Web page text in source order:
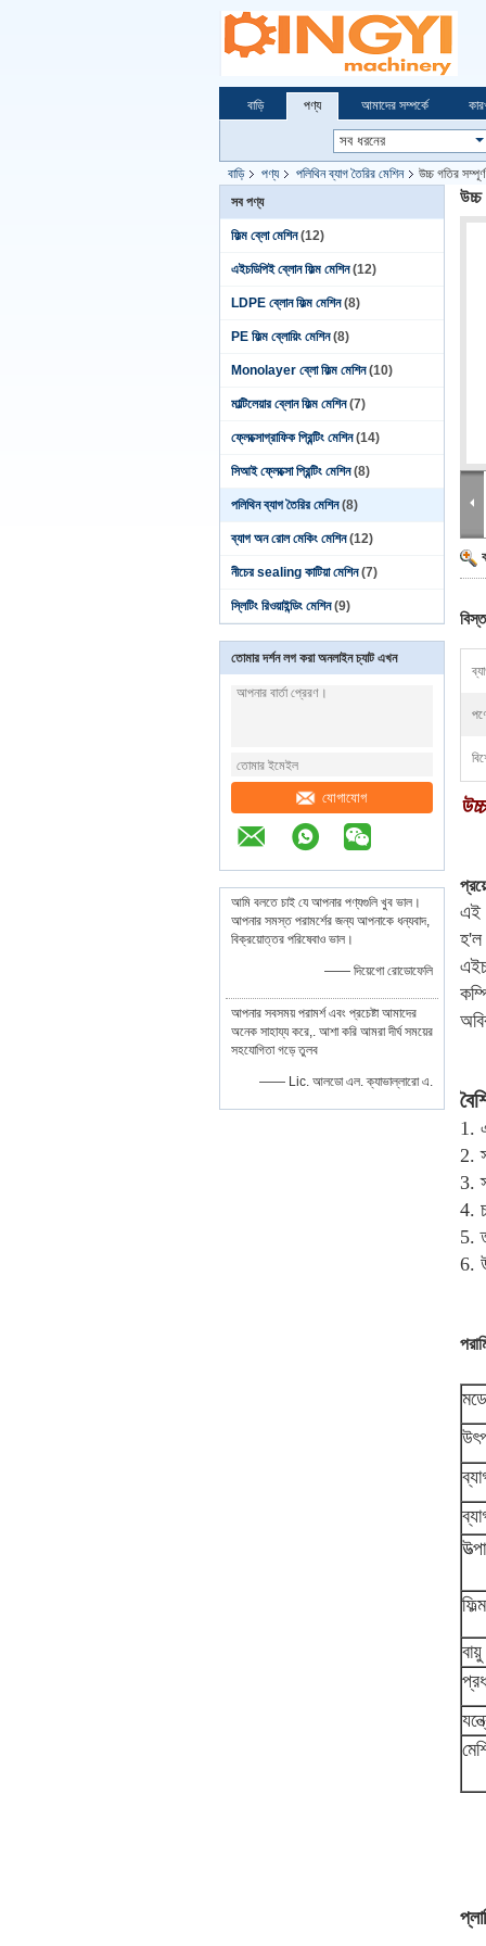
বাড়ি পণ্য আমাদের সম্পর্কে
বাড়ি পণ্য পলিথিন ব্যাগ তৈরির মেশিন
উচ্চ গতির
সব পণ্য
ফিল্ম ব্লো মেশিন (12)
এইচডিপিই ব্লোন ফিল্ম মেশিন (12)
LDPE ব্লোন ফিল্ম মেশিন (8)
PE ফিল্ম ব্লোয়িং মেশিন (8)
Monolayer ব্লো ফিল্ম মেশিন (10)
মাল্টিলেয়ার ব্লোন ফিল্ম মেশিন (7)
ফ্লেক্সোগ্রাফিক প্রিন্টিং মেশিন (14)
সিআই ফ্লেক্সো প্রিন্টিং মেশিন (8)
পলিথিন ব্যাগ তৈরির মেশিন (8)
ব্যাগ অন রোল মেকিং মেশিন (12)
নীচের sealing কাটিয়া মেশিন (7)
স্লিটিং রিওয়াইন্ডিং মেশিন (9)
তোমার দর্শন লগ করা অনলাইন চ্যাট এখন
যোগাযোগ
আমি বলতে চাই যে আপনার পণ্যগুলি খুব ভাল।
আপনার সমস্ত পরামর্শের জন্য আপনাকে ধন্যবাদ,
বিক্রয়োত্তর পরিষেবাও ভাল।
—— দিয়েগো রোডোফেলি
আপনার সবসময় পরামর্শ এবং প্রচেষ্টা আমাদের
অনেক সাহায্য করে,. আশা করি আমরা দীর্ঘ সময়ের
সহযোগিতা গড়ে তুলব
—— Lic. আলডো এল. ক্যাভাল্লারো এ.
উচ্চ
এই
হ'ল
1.
2.
3.
4.
5.
6.